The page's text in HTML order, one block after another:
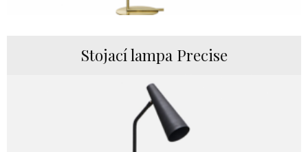
Stojací lampa Precise